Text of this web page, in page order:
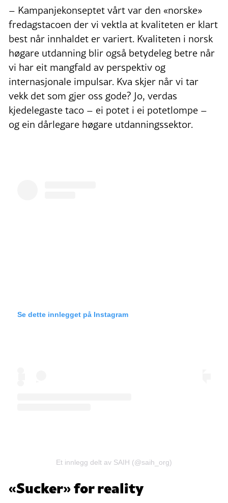
– Kampanjekonseptet vårt var den «norske»
fredagstacoen der vi vektla at kvaliteten er klart
best når innhaldet er variert. Kvaliteten i norsk
høgare utdanning blir også betydeleg betre når
vi har eit mangfald av perspektiv og
internasjonale impulsar. Kva skjer når vi tar
vekk det som gjer oss gode? Jo, verdas
kjedelegaste taco – ei potet i ei potetlompe –
og ein dårlegare høgare utdanningssektor.
Se dette innlegget på Instagram
Et innlegg delt av SAIH (@saih_org)
«Sucker» for reality